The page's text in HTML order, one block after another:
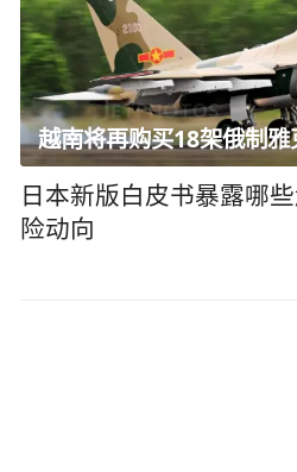
越南将再购买18架俄制
日本新版白皮书暴露哪
险动向